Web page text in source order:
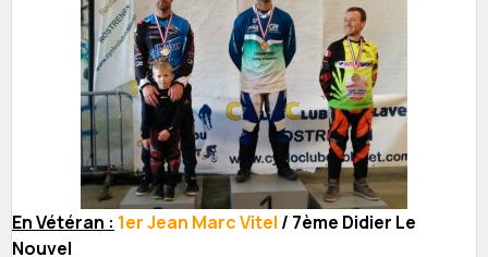
En Vétéran : 1er Jean Marc Vitel / 7ème Didier Le
Nouvel